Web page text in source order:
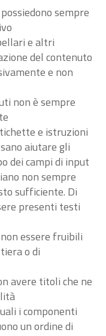
sempre
e altri
del contenuto
e non
non è sempre
e istruzioni
aiutare gli
dei campi di input
non sempre
sufficiente. Di
presenti testi
essere fruibili
o di
avere titoli che ne
i componenti
un ordine di